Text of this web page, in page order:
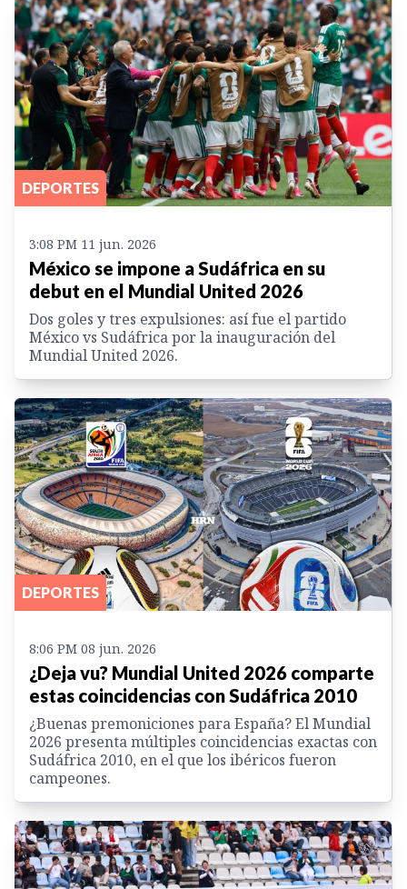
DEPORTES
3:08 PM 11 jun. 2026
México se impone a Sudáfrica en su
debut en el Mundial United 2026
Dos goles y tres expulsiones: así fue el partido
México vs Sudáfrica por la inauguración del
Mundial United 2026.
DEPORTES
8:06 PM 08 jun. 2026
¿Deja vu? Mundial United 2026 comparte
estas coincidencias con Sudáfrica 2010
¿Buenas premoniciones para España? El Mundial
2026 presenta múltiples coincidencias exactas con
Sudáfrica 2010, en el que los ibéricos fueron
campeones.